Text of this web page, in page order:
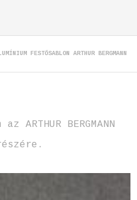
FESTŐSABLON ARTHUR BERGMANN
BERGMANN